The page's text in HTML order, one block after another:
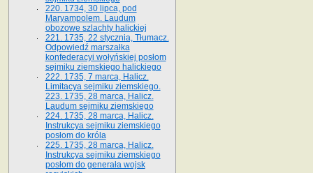
220. 1734, 30 lipca, pod
Maryampolem. Laudum
obozowe szlachty halickiej
221. 1735, 22 stycznia, Tłumacz.
Odpowiedź marszałka
konfederacyi wołyńskiej posłom
sejmiku ziemskiego halickiego
222. 1735, 7 marca, Halicz.
Limitacya sejmiku ziemskiego.
223. 1735, 28 marca, Halicz.
Laudum sejmiku ziemskiego
224. 1735, 28 marca, Halicz.
Instrukcya sejmiku ziemskiego
posłom do króla
225. 1735, 28 marca, Halicz.
Instrukcya sejmiku ziemskiego
posłom do generała wojsk